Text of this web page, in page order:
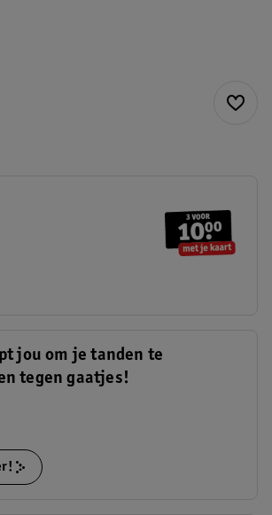
jou om je tanden te
tegen gaatjes!